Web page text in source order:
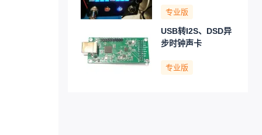
专业版
USB转I2S、DSD异
步时钟声卡
专业版